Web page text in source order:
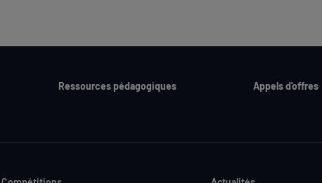
Ressources pédagogiques Appels d'offres